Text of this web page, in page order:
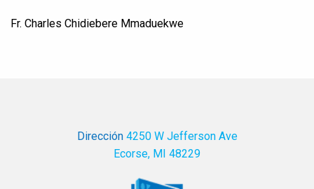
Fr. Charles Chidiebere Mmaduekwe
Dirección 4250 W Jefferson Ave
Ecorse, MI 48229